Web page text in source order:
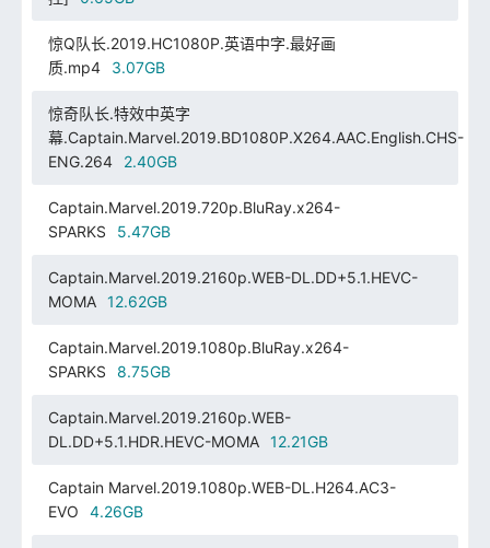
惊Q队长.2019.HC1080P.英语中字.最好画
质.mp4
3.07GB
惊奇队长.特效中英字
幕.Captain.Marvel.2019.BD1080P.X264.AAC.English.CHS-
ENG.264
2.40GB
Captain.Marvel.2019.720p.BluRay.x264-
SPARKS
5.47GB
Captain.Marvel.2019.2160p.WEB-DL.DD+5.1.HEVC-
MOMA
12.62GB
Captain.Marvel.2019.1080p.BluRay.x264-
SPARKS
8.75GB
Captain.Marvel.2019.2160p.WEB-
DL.DD+5.1.HDR.HEVC-MOMA
12.21GB
Captain Marvel.2019.1080p.WEB-DL.H264.AC3-
EVO
4.26GB